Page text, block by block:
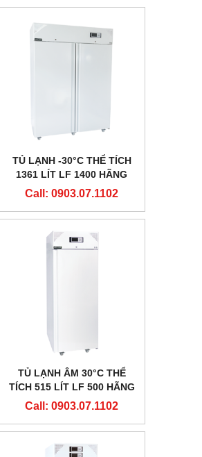
TỦ LẠNH -30°C THỂ TÍCH
1361 LÍT LF 1400 HÃNG
ARCTIKO - ĐAN MẠCH
Call: 0903.07.1102
TỦ LẠNH ÂM 30°C THỂ
TÍCH 515 LÍT LF 500 HÃNG
ARCTIKO - ĐAN MẠCH
Call: 0903.07.1102